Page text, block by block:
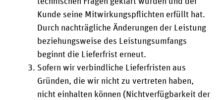
Kunde seine Mitwirkungspflichten erfüllt hat.
Durch nachträgliche Änderungen der Leistung
beziehungsweise des Leistungsumfangs
beginnt die Lieferfrist erneut.
Sofern wir verbindliche Lieferfristen aus
Gründen, die wir nicht zu vertreten haben,
nicht einhalten können (Nichtverfügbarkeit der